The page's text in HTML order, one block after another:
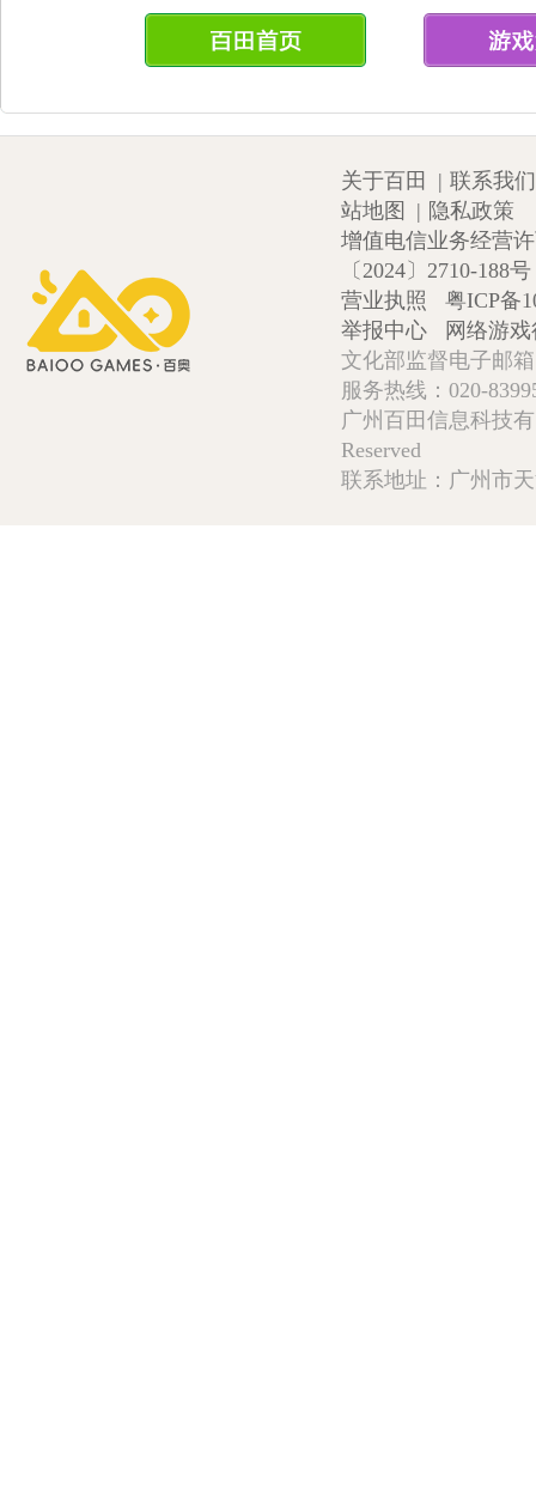
关于百田 | 联系我们
站地图
| 隐私政策
增值电信业务经营
〔2024〕2710-188号
营业执照
粤ICP备
举报中心
网络游
文化部监督电子邮
服务热线：020-
广州百田信息科技
Reserved
联系地址：广州市